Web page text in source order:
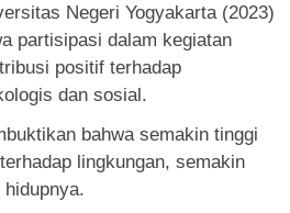
Negeri Yogyakarta (2023)
partisipasi dalam kegiatan
positif terhadap
dan sosial.
bahwa semakin tinggi
lingkungan, semakin